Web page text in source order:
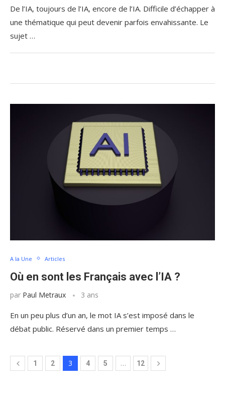
De l’IA, toujours de l’IA, encore de l’IA. Difficile d’échapper à
une thématique qui peut devenir parfois envahissante. Le
sujet …
A la Une Articles
Où en sont les Français avec l’IA ?
par Paul Metraux 3 ans
En un peu plus d’un an, le mot IA s’est imposé dans le
débat public. Réservé dans un premier temps …
1 2 3 4 5 … 12